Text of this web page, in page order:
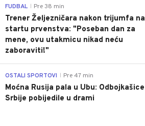
FUDBAL Pre 38 min
Trener Željezničara nakon trijumfa na
startu prvenstva: "Poseban dan za
mene, ovu utakmicu nikad neću
zaboraviti!"
OSTALI SPORTOVI Pre 47 min
Moćna Rusija pala u Ubu: Odbojkašice
Srbije pobijedile u drami